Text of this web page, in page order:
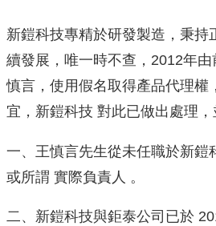
新鎧科技專精於研發製造，秉持
續發展，唯一時不查，2012年
慎言，使用假名取得產品代理權
宜，新鎧科技 對此已做出處理，
一、王慎言先生從未任職於新鎧
或所謂 實際負責人 。
二、新鎧科技與鉅泰公司已於